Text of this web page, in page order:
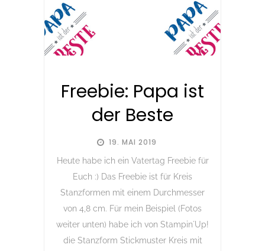
19. MAI 2019
Freebie: Papa ist
der Beste
Heute habe ich ein Vatertag Freebie für
Euch :) Das Freebie ist für Kreis
Stanzformen mit einem Durchmesser
von 4,8 cm. Für mein Beispiel (Fotos
weiter unten) habe ich von Stampin´Up!
die Stanzform Stickmuster Kreis mit